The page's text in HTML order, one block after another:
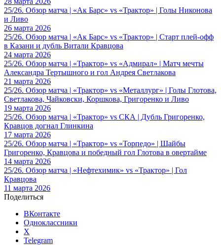
25/26. Обзор матча | «Ак Барс» vs «Трактор» | Голы Никонова
и Ливо
26 марта 2026
25/26. Обзор матча | «Ак Барс» vs «Трактор» | Старт плей-офф
в Казани и дубль Витали Кравцова
24 марта 2026
25/26. Обзор матча | «Трактор» vs «Адмирал» | Матч мечты
Александра Тертышного и гол Андрея Светлакова
21 марта 2026
25/26. Обзор матча | «Трактор» vs «Металлург» | Голы Глотова,
Светлакова, Чайковски, Коршкова, Григоренко и Ливо
19 марта 2026
25/26. Обзор матча | «Трактор» vs СКА | Дубль Григоренко,
Кравцов догнал Глинкина
17 марта 2026
25/26. Обзор матча | «Трактор» vs «Торпедо» | Шайбы
Григоренко, Кравцова и победный гол Глотова в овертайме
14 марта 2026
25/26. Обзор матча | «Нефтехимик» vs «Трактор» | Гол
Кравцова
11 марта 2026
Поделиться
ВКонтакте
Одноклассники
X
Telegram